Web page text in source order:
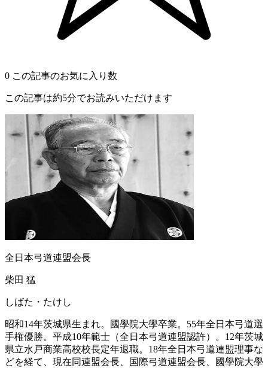
0 この記事のお気に入り数
この記事は約5分でお読みいただけます
全日本弓道連盟会長
柴田 猛
しばた・たけし
昭和14年茨城県生まれ。國學院大學卒業。55年全日本弓道選
手権優勝。平成10年範士（全日本弓道連盟認許）。12年茨城
県立水戸商業高校校長定年退職。18年全日本弓道連盟理事な
どを経て、現在同連盟会長、国際弓道連盟会長、國學院大學